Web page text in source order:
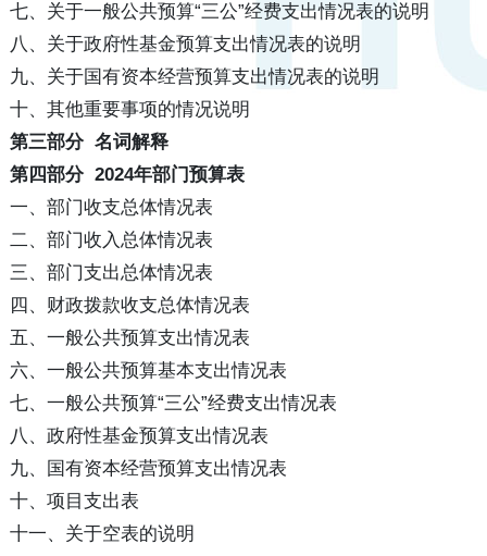
七、关于一般公共预算“三公”经费支出情况表的说明
八、关于政府性基金预算支出情况表的说明
九、关于国有资本经营预算支出情况表的说明
十、其他重要事项的情况说明
第三部分 名词解释
第四部分 2024年部门预算表
一、部门收支总体情况表
二、部门收入总体情况表
三、部门支出总体情况表
四、财政拨款收支总体情况表
五、一般公共预算支出情况表
六、一般公共预算基本支出情况表
七、一般公共预算“三公”经费支出情况表
八、政府性基金预算支出情况表
九、国有资本经营预算支出情况表
十、项目支出表
十一、关于空表的说明